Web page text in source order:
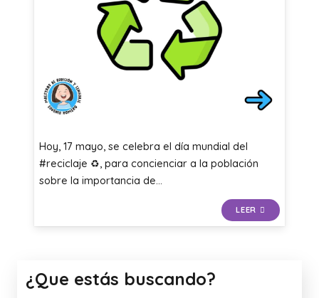
Hoy, 17 mayo, se celebra el día mundial del
#reciclaje ♻, para concienciar a la población
sobre la importancia de…
LEER
¿Que estás buscando?